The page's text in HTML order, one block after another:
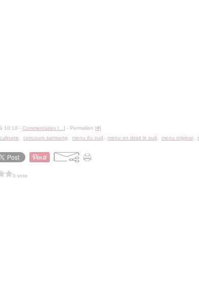
10:18 - Commentaires [ ] - Permalien [#]
concours samsung menu du sud menu on dirait le sud menu original
0 vote